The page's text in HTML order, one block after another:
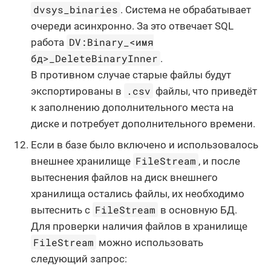
dvsys_binaries . Система не обрабатывает
очереди асинхронно. За это отвечает SQL
работа DV:Binary_<имя
бд>_DeleteBinaryInner .
В противном случае старые файлы будут
экспортированы в
.csv файлы, что приведёт
к заполнению дополнительного места на
диске и потребует дополнительного времени.
Если в базе было включено и использовалось
внешнее хранилище FileStream , и после
вытеснения файлов на диск внешнего
хранилища остались файлы, их необходимо
вытеснить с FileStream в основную БД.
Для проверки наличия файлов в хранилище
FileStream можно использовать
следующий запрос: